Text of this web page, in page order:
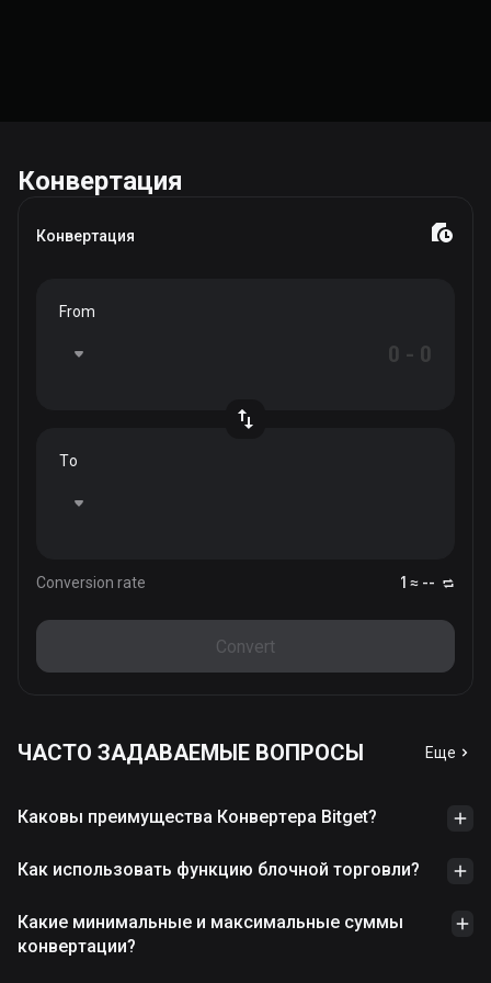
Конвертация
Конвертация
From
To
Conversion rate 1 ≈ --
Convert
ЧАСТО ЗАДАВАЕМЫЕ ВОПРОСЫ Еще
Каковы преимущества Конвертера Bitget?
Как использовать функцию блочной торговли?
Какие минимальные и максимальные суммы
конвертации?